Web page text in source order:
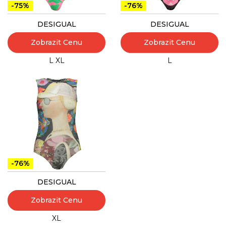
-75%
DESIGUAL
Zobrazit Cenu
L XL
-76%
DESIGUAL
Zobrazit Cenu
L
-76%
DESIGUAL
Zobrazit Cenu
XL